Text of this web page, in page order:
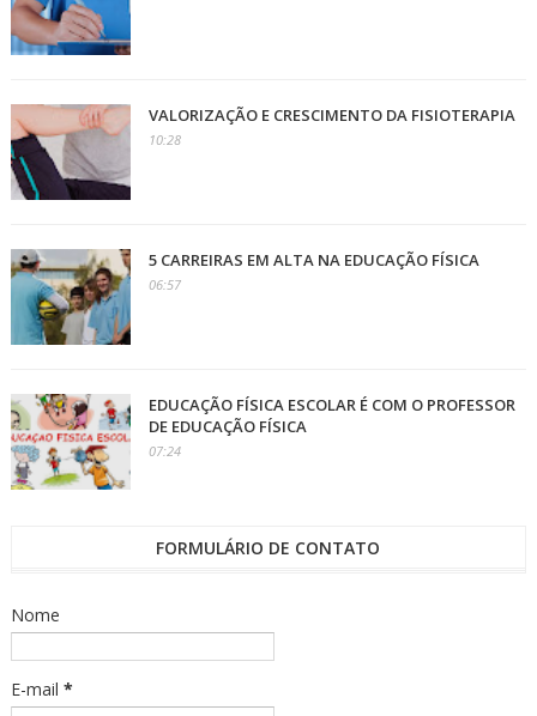
VALORIZAÇÃO E CRESCIMENTO DA FISIOTERAPIA
10:28
5 CARREIRAS EM ALTA NA EDUCAÇÃO FÍSICA
06:57
EDUCAÇÃO FÍSICA ESCOLAR É COM O PROFESSOR
DE EDUCAÇÃO FÍSICA
07:24
FORMULÁRIO DE CONTATO
Nome
E-mail *